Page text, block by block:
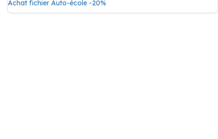
Achat fichier Auto-école -20%